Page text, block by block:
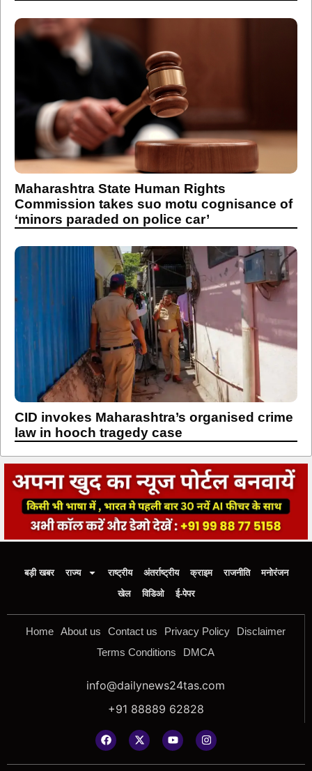
Maharashtra State Human Rights
Commission takes suo motu cognisance of
‘minors paraded on police car’
CID invokes Maharashtra’s organised crime
law in hooch tragedy case
बड़ी खबर राज्य राष्ट्रीय अंतर्राष्ट्रीय क्राइम राजनीति
मनोरंजन
खेल
विडिओ ई-पेपर
Home About us Contact us Privacy Policy
Disclaimer
Terms Conditions
DMCA
info@dailynews24tas.com
+91 88889 62828